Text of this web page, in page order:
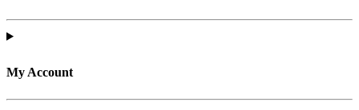
My Account